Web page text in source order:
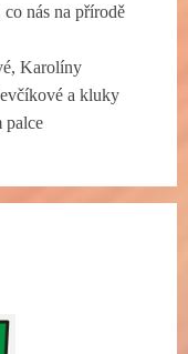
nás na přírodě
Karolíny
a kluky
palce